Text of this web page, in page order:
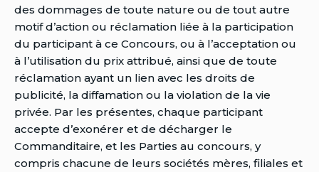
des dommages de toute nature ou de tout autre
motif d’action ou réclamation liée à la participation
du participant à ce Concours, ou à l’acceptation ou
à l’utilisation du prix attribué, ainsi que de toute
réclamation ayant un lien avec les droits de
publicité, la diffamation ou la violation de la vie
privée. Par les présentes, chaque participant
accepte d’exonérer et de décharger le
Commanditaire, et les Parties au concours, y
compris chacune de leurs sociétés mères, filiales et